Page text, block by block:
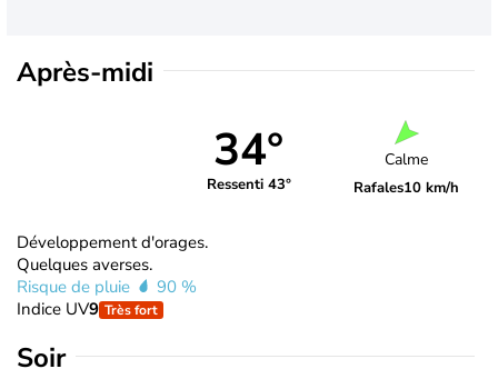
Après-midi
34°
Ressenti 43°
Calme
Rafales10 km/h
Développement d'orages.
Quelques averses.
Risque de pluie
90 %
Indice UV9 Très fort
Soir